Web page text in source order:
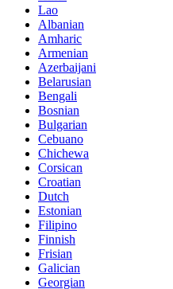
Lao
Albanian
Amharic
Armenian
Azerbaijani
Belarusian
Bengali
Bosnian
Bulgarian
Cebuano
Chichewa
Corsican
Croatian
Dutch
Estonian
Filipino
Finnish
Frisian
Galician
Georgian